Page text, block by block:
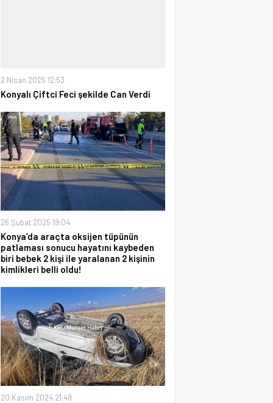
2 Nisan 2025 12:53
Konyalı Çiftci Feci şekilde Can Verdi
26 Şubat 2025 19:04
Konya’da araçta oksijen tüpünün
patlaması sonucu hayatını kaybeden
biri bebek 2 kişi ile yaralanan 2 kişinin
kimlikleri belli oldu!
20 Kasım 2024 21:49